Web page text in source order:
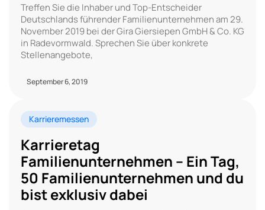
Treffen Sie die Inhaber und Top-Entscheider
Deutschlands führender Familienunternehmen am 29.
November 2019 bei der Gira Giersiepen GmbH & Co. KG
in Radevormwald. Sprechen Sie über konkrete
Stellenangebote,
September 6, 2019
Karrieremessen
Karrieretag
Familienunternehmen – Ein Tag,
50 Familienunternehmen und du
bist exklusiv dabei